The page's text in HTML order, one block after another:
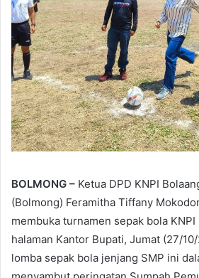
BOLMONG – Ketua DPD KNPI
(Bolmong) Feramitha Tiffany
membuka turnamen sepak bola
halaman Kantor Bupati, Jumat (27/
lomba sepak bola jenjang SMP ini